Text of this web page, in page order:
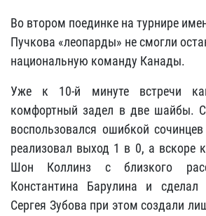
Во втором поединке на турнире
Пучкова «леопарды» не смогли
национальную команду Канады.
Уже к 10-й минуте встречи
комфортный задел в две шайбы.
воспользовался ошибкой
реализовал выход 1 в 0, а вскоре
Шон Коллинз с близкого
Константина Барулина и
Сергея Зубова при этом создали